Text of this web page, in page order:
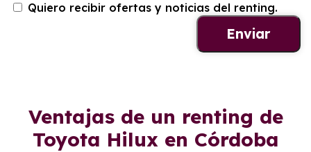
Quiero recibir ofertas y noticias del renting.
Ventajas de un renting de
Toyota Hilux en Córdoba